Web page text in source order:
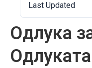
Last Updated
Одлука